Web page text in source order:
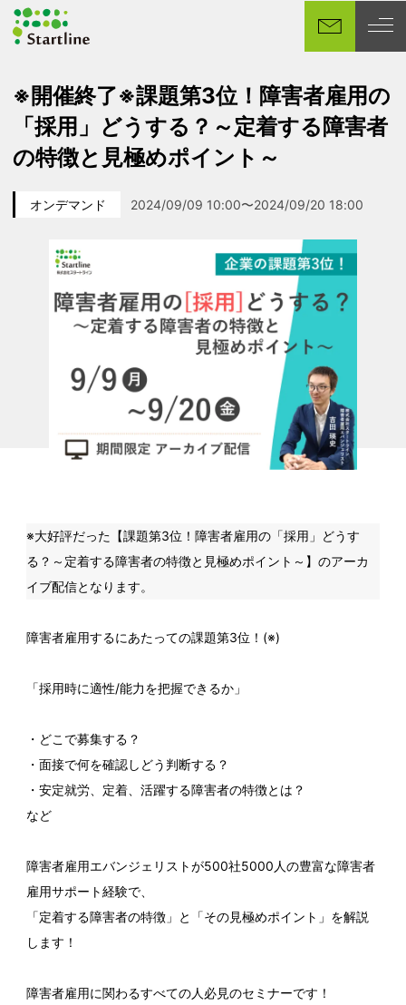
イ
へ
移
※開催終了※課題第3位！障害者雇用の
「採用」どうする？～定着する障害者
の特徴と見極めポイント～
カテゴリー
オンデマンド
イベント日
2024/09/09 10:00〜2024/09/20 18:00
※大好評だった【課題第3位！障害者雇用の「採用」どうす
る？～定着する障害者の特徴と見極めポイント～】のアーカ
イブ配信となります。
障害者雇用するにあたっての課題第3位！(※)
「採用時に適性/能力を把握できるか」
・どこで募集する？
・面接で何を確認しどう判断する？
・安定就労、定着、活躍する障害者の特徴とは？
など
障害者雇用エバンジェリストが500社5000人の豊富な障害者
雇用サポート経験で、
「定着する障害者の特徴」と「その見極めポイント」を解説
します！
障害者雇用に関わるすべての人必見のセミナーです！